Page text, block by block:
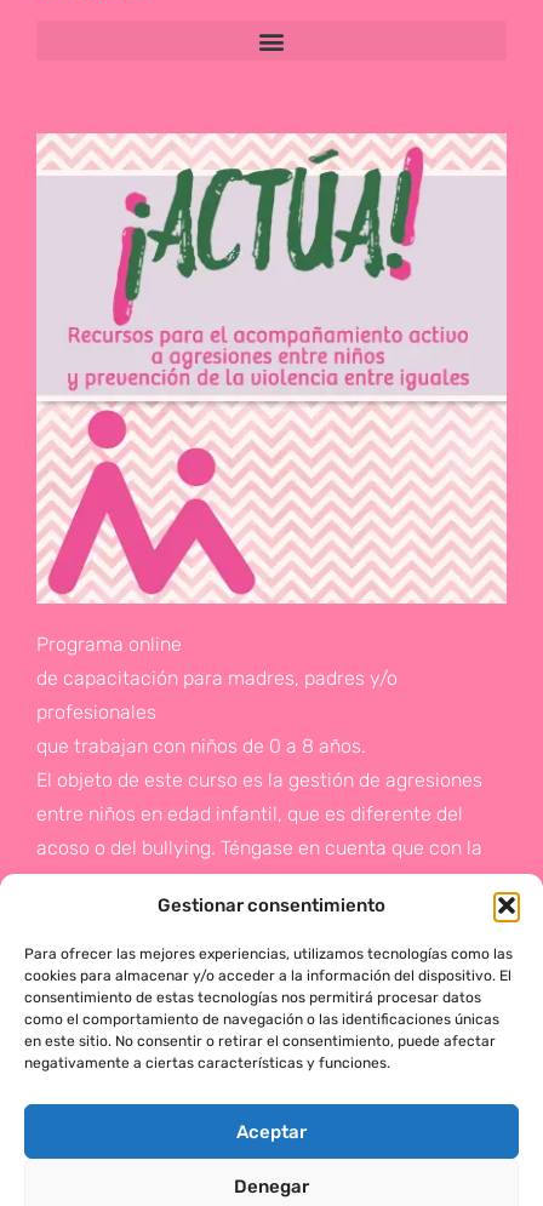
Gestionar consentimiento
Para ofrecer las mejores experiencias, utilizamos tecnologías como las
cookies para almacenar y/o acceder a la información del dispositivo. El
consentimiento de estas tecnologías nos permitirá procesar datos
como el comportamiento de navegación o las identificaciones únicas
en este sitio. No consentir o retirar el consentimiento, puede afectar
negativamente a ciertas características y funciones.
Aceptar
Denegar
Programa online
de capacitación para madres, padres y/o
profesionales
que trabajan con niños de 0 a 8 años.
El objeto de este curso es la gestión de agresiones
entre niños en edad infantil, que es diferente del
acoso o del bullying. Téngase en cuenta que con la
de la prevención a un problema que suele aparecer
en etapas posteriores como es el acoso.
Si deseas más información,
haz click en este enlace:
MÓNICA SERRANO © 2025 TODOS LOS DERECHOS RESERVADOS